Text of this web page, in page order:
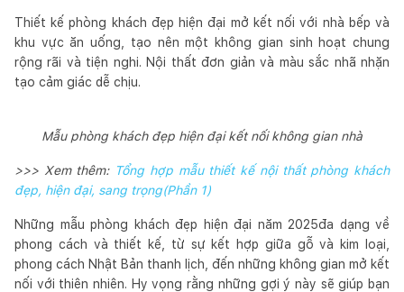
Thiết kế phòng khách đẹp hiện đại mở kết nối với nhà bếp và
khu vực ăn uống, tạo nên một không gian sinh hoạt chung
rộng rãi và tiện nghi. Nội thất đơn giản và màu sắc nhã nhặn
tạo cảm giác dễ chịu.
Mẫu phòng khách đẹp hiện đại kết nối không gian nhà
>>> Xem thêm: Tổng hợp mẫu thiết kế nội thất phòng khách
đẹp, hiện đại, sang trọng(Phần 1)
Những mẫu phòng khách đẹp hiện đại năm 2025đa dạng về
phong cách và thiết kế, từ sự kết hợp giữa gỗ và kim loại,
phong cách Nhật Bản thanh lịch, đến những không gian mở kết
nối với thiên nhiên. Hy vọng rằng những gợi ý này sẽ giúp bạn